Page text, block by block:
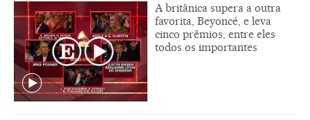
A britânica supera a outra
favorita, Beyoncé, e leva
cinco prêmios, entre eles
todos os importantes